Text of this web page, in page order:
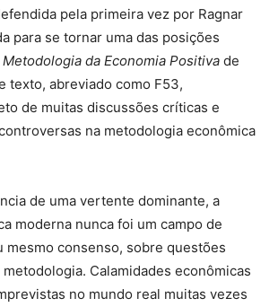
pela primeira vez por Ragnar
para se tornar uma das posições
Metodologia da Economia Positiva de
texto, abreviado como F53,
de muitas discussões críticas e
na metodologia econômica
de uma vertente dominante, a
moderna nunca foi um campo de
mesmo consenso, sobre questões
Calamidades econômicas
no mundo real muitas vezes